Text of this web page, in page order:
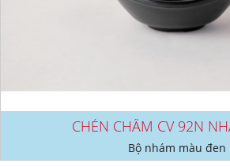
CHÉN CHẤM CV 92N
Bộ nhám màu đen